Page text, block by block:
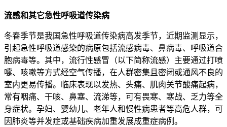
流感和其它急性呼吸道传染病
冬春季节是我国急性呼吸道传染病高发季节，近期监测显示，
引起急性呼吸道感染的病原包括流感病毒、鼻病毒、呼吸道合
胞病毒等。其中，流行性感冒（以下简称流感）主要通过打喷
嚏、咳嗽等方式经空气传播，在人群密集且密闭或通风不良的
室内更易传播。临床表现以发热、头痛、肌肉关节酸痛起病，
常有咽痛、干咳、鼻塞、流涕等，可有畏寒、寒战、乏力等全
身症状。孕妇、婴幼儿、老年人和慢性病患者等高危人群，可
因肺炎等并发症或基础疾病加重发展成重症病例。